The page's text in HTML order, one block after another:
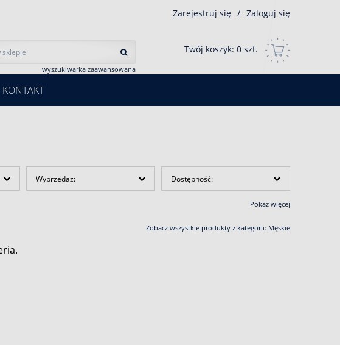
wyszukiwarka zaawansowana
Zarejestruj się / Zaloguj się
Twój koszyk: 0 szt.
KONTAKT
Wyprzedaż: Dostępność:
Pokaż więcej
Zobacz wszystkie produkty z kategorii: Męskie